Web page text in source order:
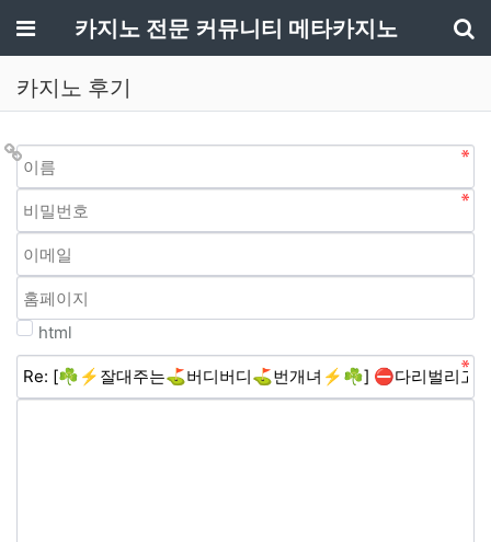
메뉴카지노 전문 커뮤니티 메타카지노
카지노 후기
html